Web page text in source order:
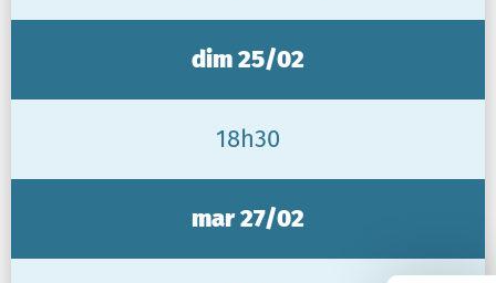
dim 25/02
18h30
mar 27/02